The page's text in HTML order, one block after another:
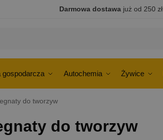
Darmowa dostawajuż od 250 zł
gospodarcza Autochemia Żywice
do tworzyw
do tworzyw